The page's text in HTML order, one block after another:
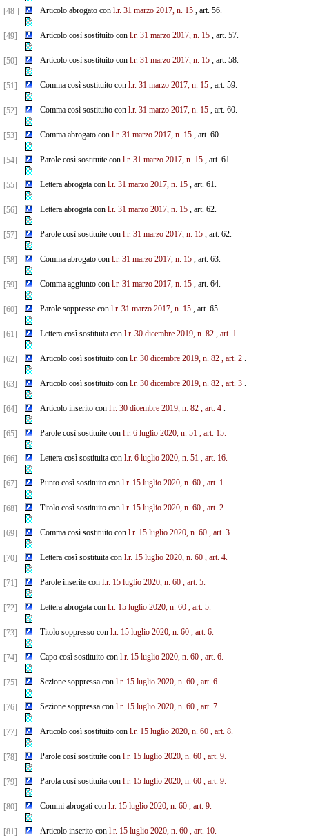
[48 ] Articolo abrogato con l.r. 31 marzo 2017, n. 15, art. 56.
[49] Articolo così sostituito con l.r. 31 marzo 2017, n. 15, art. 57.
[50] Articolo così sostituito con l.r. 31 marzo 2017, n. 15, art. 58.
[51] Comma così sostituito con l.r. 31 marzo 2017, n. 15, art. 59.
[52] Comma così sostituito con l.r. 31 marzo 2017, n. 15, art. 60.
[53] Comma abrogato con l.r. 31 marzo 2017, n. 15, art. 60.
[54] Parole così sostituite con l.r. 31 marzo 2017, n. 15, art. 61.
[55] Lettera abrogata con l.r. 31 marzo 2017, n. 15, art. 61.
[56] Lettera abrogata con l.r. 31 marzo 2017, n. 15, art. 62.
[57] Parole così sostituite con l.r. 31 marzo 2017, n. 15, art. 62.
[58] Comma abrogato con l.r. 31 marzo 2017, n. 15, art. 63.
[59] Comma aggiunto con l.r. 31 marzo 2017, n. 15, art. 64.
[60] Parole soppresse con l.r. 31 marzo 2017, n. 15, art. 65.
[61] Lettera così sostituita con l.r. 30 dicembre 2019, n. 82 , art. 1.
[62] Articolo così sostituito con l.r. 30 dicembre 2019, n. 82 , art. 2.
[63] Articolo così sostituito con l.r. 30 dicembre 2019, n. 82 , art. 3.
[64] Articolo inserito con l.r. 30 dicembre 2019, n. 82 , art. 4.
[65] Parole così sostituite con l.r. 6 luglio 2020, n. 51 , art. 15.
[66] Lettera così sostituita con l.r. 6 luglio 2020, n. 51 , art. 16.
[67] Punto così sostituito con l.r. 15 luglio 2020, n. 60 , art. 1.
[68] Titolo così sostituito con l.r. 15 luglio 2020, n. 60 , art. 2.
[69] Comma così sostituito con l.r. 15 luglio 2020, n. 60 , art. 3.
[70] Lettera così sostituita con l.r. 15 luglio 2020, n. 60 , art. 4.
[71] Parole inserite con l.r. 15 luglio 2020, n. 60 , art. 5.
[72] Lettera abrogata con l.r. 15 luglio 2020, n. 60 , art. 5.
[73] Titolo soppresso con l.r. 15 luglio 2020, n. 60 , art. 6.
[74] Capo così sostituito con l.r. 15 luglio 2020, n. 60 , art. 6.
[75] Sezione soppressa con l.r. 15 luglio 2020, n. 60 , art. 6.
[76] Sezione soppressa con l.r. 15 luglio 2020, n. 60 , art. 7.
[77] Articolo così sostituito con l.r. 15 luglio 2020, n. 60 , art. 8.
[78] Parole così sostituite con l.r. 15 luglio 2020, n. 60 , art. 9.
[79] Parola così sostituita con l.r. 15 luglio 2020, n. 60 , art. 9.
[80] Commi abrogati con l.r. 15 luglio 2020, n. 60 , art. 9.
[81] Articolo inserito con l.r. 15 luglio 2020, n. 60 , art. 10.